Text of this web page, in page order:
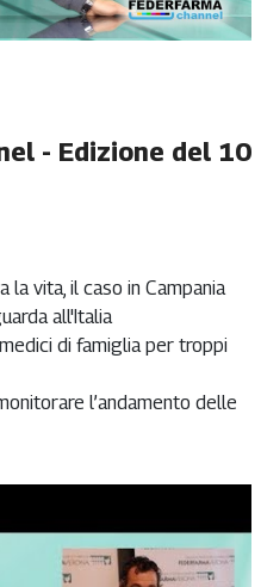
- Edizione del 10
la vita, il caso in Campania
all'Italia
di famiglia per troppi
l’andamento delle